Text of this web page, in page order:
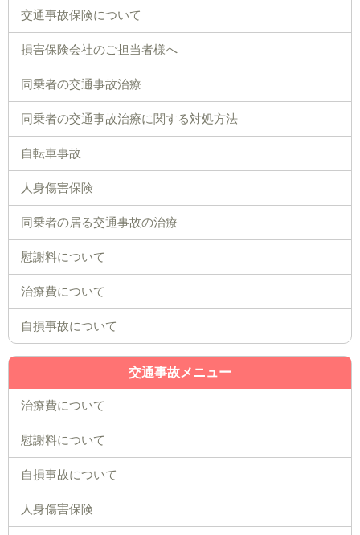
交通事故保険について
損害保険会社のご担当者様へ
同乗者の交通事故治療
同乗者の交通事故治療に関する対処方法
自転車事故
人身傷害保険
同乗者の居る交通事故の治療
慰謝料について
治療費について
自損事故について
交通事故メニュー
治療費について
慰謝料について
自損事故について
人身傷害保険